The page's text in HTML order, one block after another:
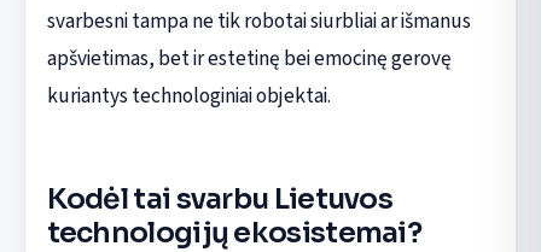
svarbesni tampa ne tik robotai siurbliai ar išmanus
apšvietimas, bet ir estetinę bei emocinę gerovę
kuriantys technologiniai objektai.
Kodėl tai svarbu Lietuvos
technologijų ekosistemai?